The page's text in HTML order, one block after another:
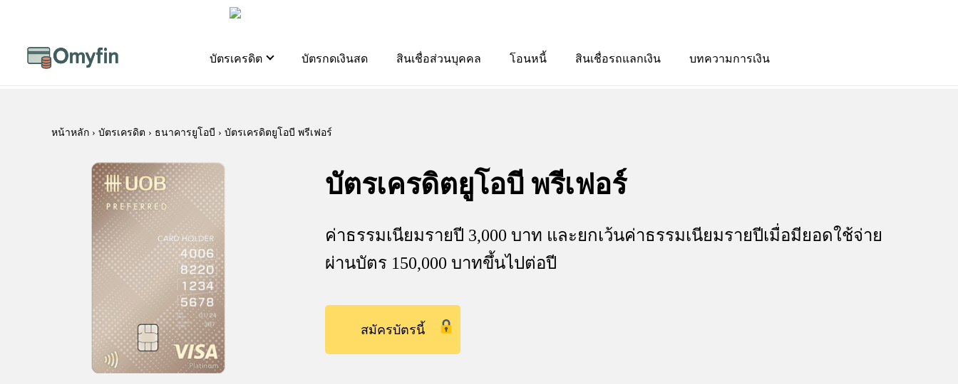
บัตรเครดิต บัตรกดเงินสด สินเชื่อส่วนบุคคล โอนหนี้ สินเชื่อรถแลกเงิน บทความการเงิน
หน้าหลัก › บัตรเครดิต › ธนาคารยูโอบี › บัตรเครดิตยูโอบี พรีเฟอร์
บัตรเครดิตยูโอบี พรีเฟอร์
ค่าธรรมเนียมรายปี 3,000 บาท และยกเว้นค่าธรรมเนียมรายปีเมื่อมียอดใช้จ่าย
ผ่านบัตร 150,000 บาทขึ้นไปต่อปี
สมัครบัตรนี้